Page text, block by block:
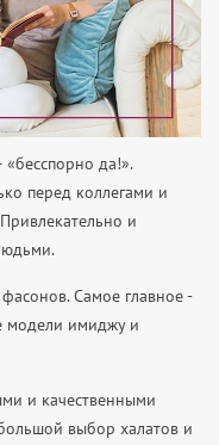
да!».
перед коллегами и
и
Самое главное -
модели имиджу и
и качественными
выбор халатов и